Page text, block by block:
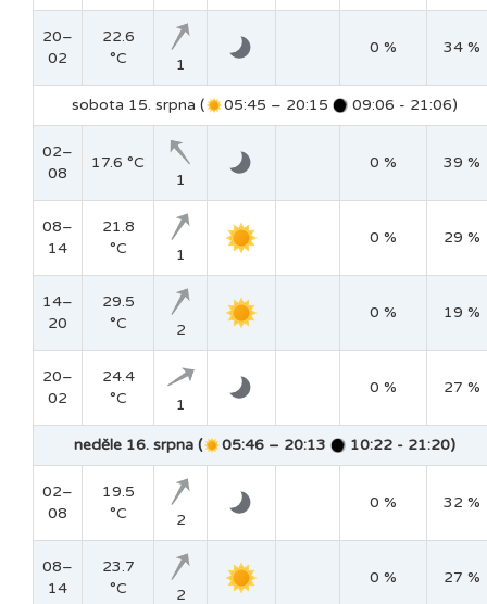
20–
02
22.6
°C
1
0 % 34 %
sobota 15. srpna ( 05:45 – 20:15 09:06 - 21:06)
02–
08
17.6 °C
1
0 % 39 %
08–
14
21.8
°C
1
0 % 29 %
14–
20
29.5
°C
2
0 % 19 %
20–
02
24.4
°C
1
0 % 27 %
neděle 16. srpna ( 05:46 – 20:13 10:22 - 21:20)
02–
08
19.5
°C
2
0 % 32 %
08–
14
23.7
°C
2
0 % 27 %